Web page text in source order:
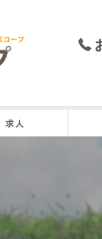
求人